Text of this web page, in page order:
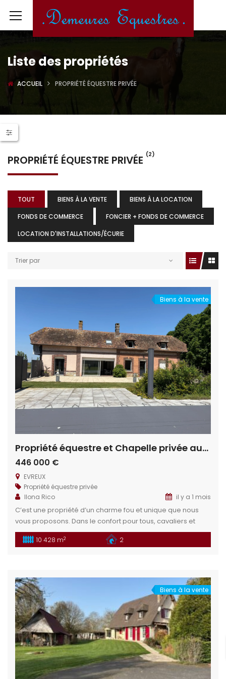
Liste des propriétés
ACCUEIL PROPRIÉTÉ ÉQUESTRE PRIVÉE
PROPRIÉTÉ ÉQUESTRE PRIVÉE (2)
TOUT BIENS À LA VENTE
BIENS À LA LOCATION
FONDS DE COMMERCE
FONCIER + FONDS DE COMMERCE
LOCATION D'INSTALLATIONS/ÉCURIE
Trier par
Biens à la vente
Propriété équestre et Chapelle privée aux portes d’Évreux
446 000 €
EVREUX
Propriété équestre privée
Ilona Rico
il y a 1 mois
C’est une propriété d’un charme fou et unique que nous
vous proposons. Dans le confort pour tous, cavaliers et
chevaux, venez installer votre rêve dans cette propriété
aux portes d’une grande ville pour allier le confort de la
[…]
10 428 m2 2
Biens à la vente